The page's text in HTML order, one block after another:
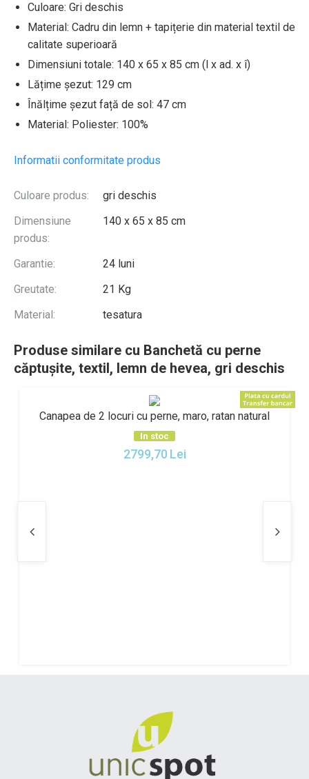
Culoare: Gri deschis
Material: Cadru din lemn + tapițerie din material textil de
calitate superioară
Dimensiuni totale: 140 x 65 x 85 cm (l x ad. x î)
Lățime șezut: 129 cm
Înălțime șezut față de sol: 47 cm
Material: Poliester: 100%
Informatii conformitate produs
Culoare produs:
gri deschis
Dimensiune
produs:
140 x 65 x 85 cm
Garantie:
24 luni
Greutate:
21 Kg
Material:
tesatura
Produse similare cu Banchetă cu perne
căptușite, textil, lemn de hevea, gri deschis
Canapea de 2 locuri cu perne, maro, ratan natural
In stoc
2799,70 Lei